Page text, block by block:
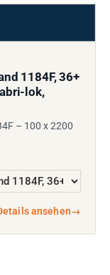
1184F, 36+
lok,
– 100 x 2200
ansehen→